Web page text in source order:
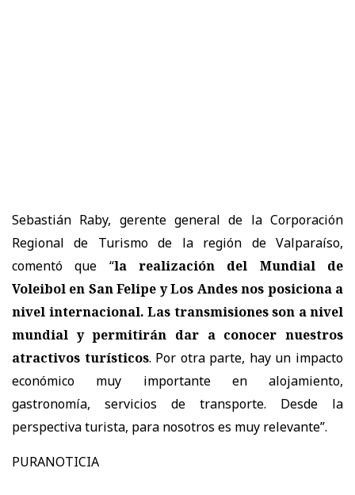
Sebastián Raby, gerente general de la Corporación
Regional de Turismo de la región de Valparaíso,
comentó que “la realización del Mundial de
Voleibol en San Felipe y Los Andes nos posiciona a
nivel internacional. Las transmisiones son a nivel
mundial y permitirán dar a conocer nuestros
atractivos turísticos. Por otra parte, hay un impacto
económico muy importante en alojamiento,
gastronomía, servicios de transporte. Desde la
perspectiva turista, para nosotros es muy relevante”.
PURANOTICIA